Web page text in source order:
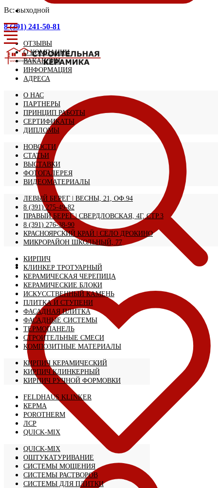
Вс: выходной
8 (391) 241-50-81
ОТЗЫВЫ
О КОМПАНИИ
ВАКАНСИИ
ИНФОРМАЦИЯ
АДРЕСА
О НАС
ПАРТНЕРЫ
ПРИНЦИП РАБОТЫ
СЕРТИФИКАТЫ
ДИПЛОМЫ
НОВОСТИ
СТАТЬИ
ВЫСТАВКИ
ФОТОГАЛЕРЕЯ
ВИДЕОМАТЕРИАЛЫ
ЛЕВЫЙ БЕРЕГ | ВЕСНЫ, 21, ОФ.94
8 (391) 275-49-82
ПРАВЫЙ БЕРЕГ | СВЕРДЛОВСКАЯ, 4Г, СТР.3
8 (391) 276-38-90
КРАСНОЯРСКИЙ КРАЙ | CЕЛО ДРОКИНО
МИКРОРАЙОН ШКОЛЬНЫЙ, 77
КИРПИЧ
КЛИНКЕР ТРОТУАРНЫЙ
КЕРАМИЧЕСКАЯ ЧЕРЕПИЦА
КЕРАМИЧЕСКИЕ БЛОКИ
ИСКУССТВЕННЫЙ КАМЕНЬ
ПЛИТКА И СТУПЕНИ
ФАСАДНАЯ ПЛИТКА
ФАСАДНЫЕ СИСТЕМЫ
ТЕРМОПАНЕЛЬ
СТРОИТЕЛЬНЫЕ СМЕСИ
КОМПОЗИТНЫЕ МАТЕРИАЛЫ
КИРПИЧ КЕРАМИЧЕСКИЙ
КИРПИЧ КЛИНКЕРНЫЙ
КИРПИЧ РУЧНОЙ ФОРМОВКИ
FELDHAUS KLINKER
КЕРМА
POROTHERM
ЛСР
QUICK-MIX
QUICK-MIX
ОШТУКАТУРИВАНИЕ
СИСТЕМЫ МОЩЕНИЯ
СИСТЕМЫ РАСТВОРОВ
СИСТЕМЫ ДЛЯ ПЛИТКИ